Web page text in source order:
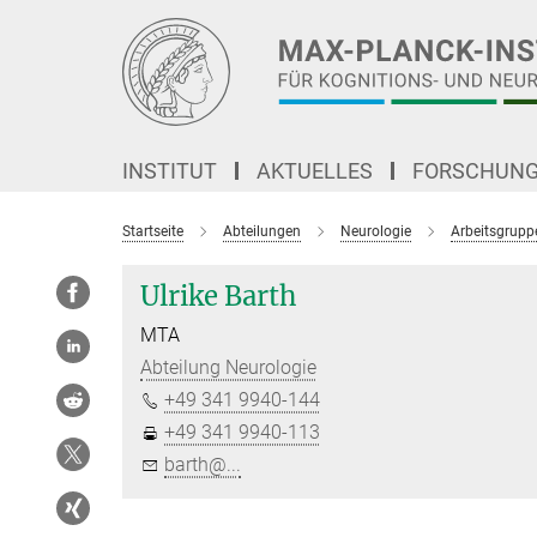
INSTITUT AKTUELLES
Startseite Abteilungen Neurologie
Ulrike Barth
MTA
Abteilung Neurologie
+49 341 9940-144
+49 341 9940-113
barth@...